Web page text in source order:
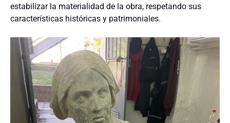
estabilizar la materialidad de la obra, respetando sus
características históricas y patrimoniales.